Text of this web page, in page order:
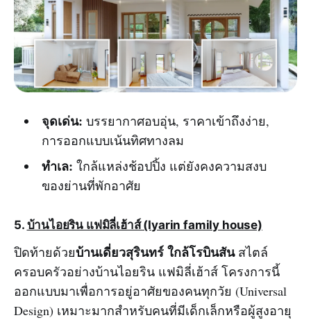
จุดเด่น: บรรยากาศอบอุ่น, ราคาเข้าถึงง่าย,
การออกแบบเน้นทิศทางลม
ทำเล: ใกล้แหล่งช้อปปิ้ง แต่ยังคงความสงบ
ของย่านที่พักอาศัย
5. บ้านไอยริน แฟมิลี่เฮ้าส์ (Iyarin family house)
ปิดท้ายด้วยบ้านเดี่ยวสุรินทร์ ใกล้โรบินสันสไตล์
ครอบครัวอย่างบ้านไอยริน แฟมิลี่เฮ้าส์ โครงการนี้
ออกแบบมาเพื่อการอยู่อาศัยของคนทุกวัย (Universal
Design) เหมาะมากสำหรับคนที่มีเด็กเล็กหรือผู้สูงอายุ